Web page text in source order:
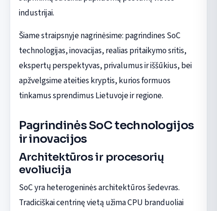
industrijai.
Šiame straipsnyje nagrinėsime: pagrindines SoC
technologijas, inovacijas, realias pritaikymo sritis,
ekspertų perspektyvas, privalumus ir iššūkius, bei
apžvelgsime ateities kryptis, kurios formuos
tinkamus sprendimus Lietuvoje ir regione.
Pagrindinės SoC technologijos
ir inovacijos
Architektūros ir procesorių
evoliucija
SoC yra heterogeninės architektūros šedevras.
Tradiciškai centrinę vietą užima CPU branduoliai